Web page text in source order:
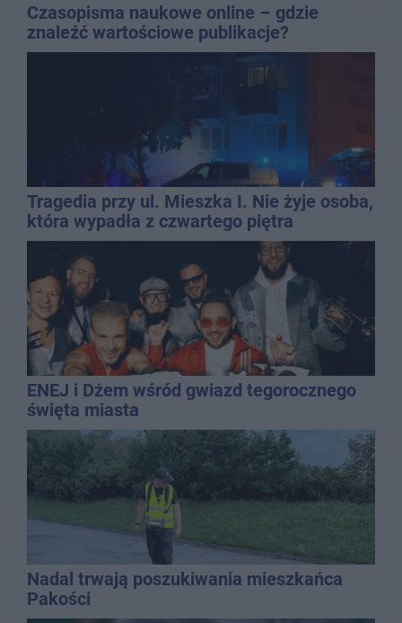
Czasopisma naukowe online – gdzie
znaleźć wartościowe publikacje?
Tragedia przy ul. Mieszka I. Nie żyje osoba,
która wypadła z czwartego piętra
ENEJ i Dżem wśród gwiazd tegorocznego
święta miasta
Nadal trwają poszukiwania mieszkańca
Pakości